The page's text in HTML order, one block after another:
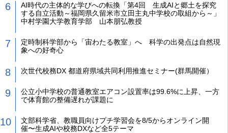
AI時代の主体的な学びへの転換「第4回 生成AIと郷土を探究
する自立活動～福岡県久留米市立田主丸中学校の取組から～」
中村学園大学教育学部 山本朋弘教授
定時制科学部から「宙わたる教室」へ 科学の出発点は自然現
象への好奇心
次世代校務DX 都道府県域共同利用推進セミナー(群馬開催）
公立小中学校の普通教室エアコン設置率は99.6%に上昇、一方
で体育館の整備遅れが課題に
文部科学省、教職員向けプチ学習会を8/5からオンライン開
催〜生成AIや校務DXなど全5テーマ